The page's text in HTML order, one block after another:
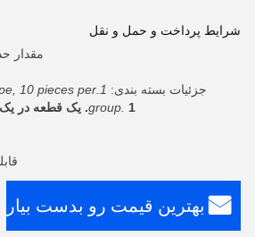
شرایط پرداخت و حمل و نقل
مقدار
جزئیات بسته بندی:
10 pieces per
group. 1. یک قطعه در یک لوله پلاستیکی، 10 قطعه
بهترین قیمت رو بدست بیار